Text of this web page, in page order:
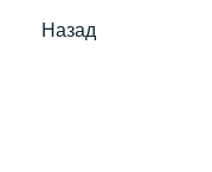
Назад